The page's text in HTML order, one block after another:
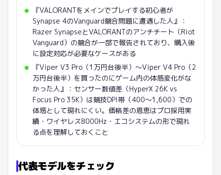
『VALORANTをメインでプレイする初心者が
Synapse 4のVanguard競合問題に遭遇した人』：
Razer SynapseとVALORANTのアンチチート（Riot
Vanguard）の競合が一部で報告されており、購入後
に設定対応が必要なケースがある
『Viper V3 Pro（1万円台後半）〜Viper V4 Pro（2
万円台後半）を買ったのにゲーム内の体感変化がな
かった人』：センサー数値差（HyperX 26K vs
Focus Pro 35K）は競技DPI帯（400〜1,600）での
体感として現れにくい。価格差の恩恵はプロ採用実
績・ワイヤレス8000Hz・エコシステムの形で現れ
る点を理解しておくこと
代表モデルをチェック